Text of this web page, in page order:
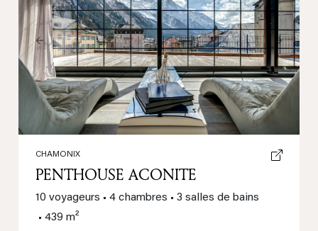
Previous Next
CHAMONIX
PENTHOUSE ACONITE
10 voyageurs • 4 chambres • 3 salles de bains
• 439 m²